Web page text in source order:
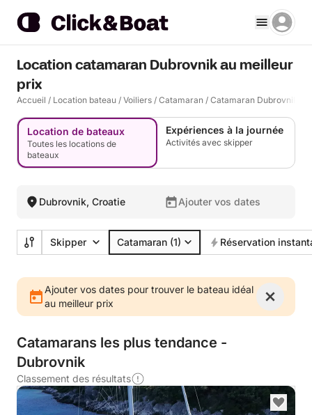
Location catamaran Dubrovnik au meilleur
prix
Accueil / Location bateau / Voiliers / Catamaran / Catamaran Dubrovnik
Location de bateaux
Toutes les locations de
bateaux
Expériences à la journée
Activités avec skipper
Dubrovnik, Croatie Ajouter vos dates
Skipper Catamaran (1) Réservation
Ajouter vos dates pour trouver le bateau idéal
au meilleur prix
Catamarans les plus tendance -
Dubrovnik
Classement des résultats